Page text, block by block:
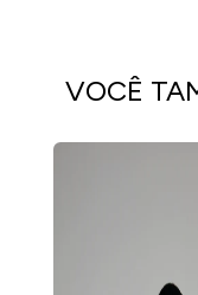
VOCÊ